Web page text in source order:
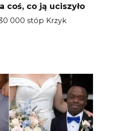
coś, co ją uciszyło
000 stóp Krzyk